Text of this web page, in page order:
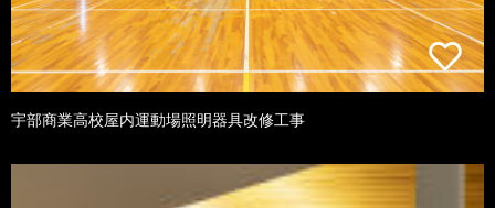
宇部商業高校屋内運動場照明器具改修工事